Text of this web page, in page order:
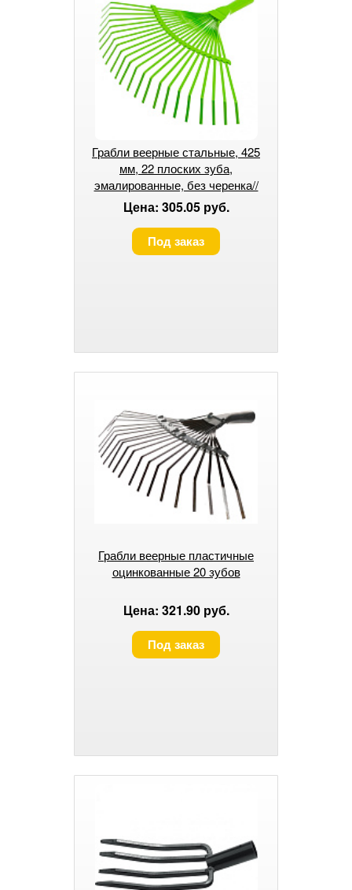
Грабли веерные стальные, 425
мм, 22 плоских зуба,
эмалированные, без черенка//
Palisad
Цена: 305.05 руб.
Под заказ
Грабли веерные пластичные
оцинкованные 20 зубов
Цена: 321.90 руб.
Под заказ